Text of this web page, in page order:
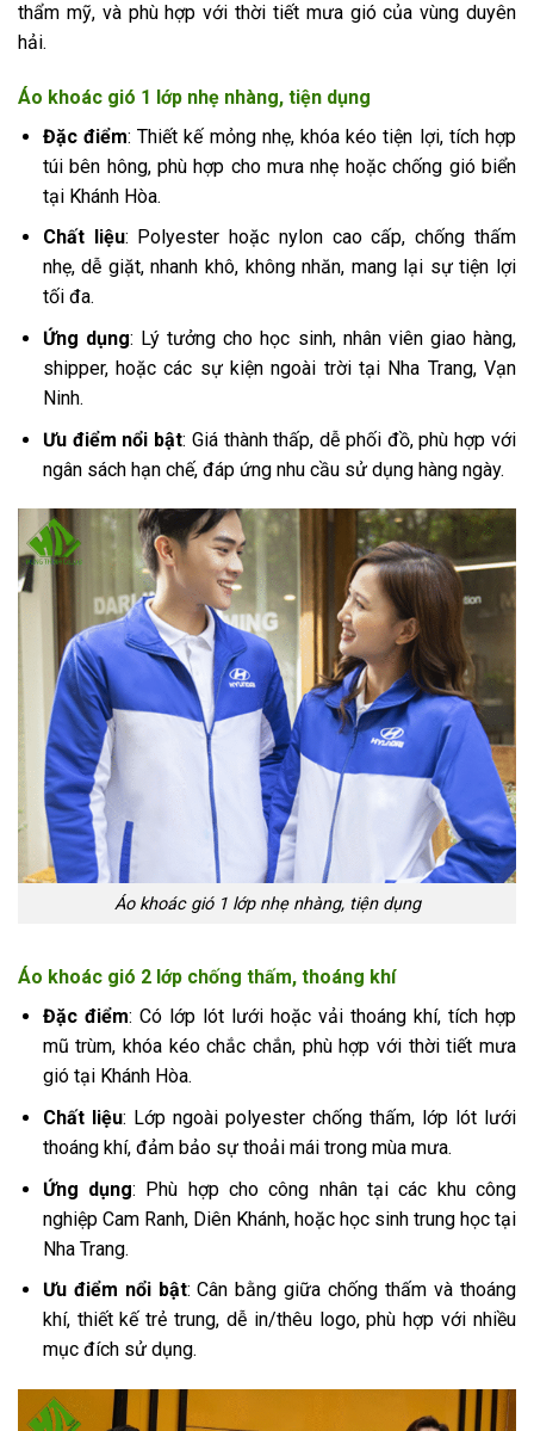
thẩm mỹ, và phù hợp với thời tiết mưa gió của vùng duyên
hải.
Áo khoác gió 1 lớp nhẹ nhàng, tiện dụng
Đặc điểm: Thiết kế mỏng nhẹ, khóa kéo tiện lợi, tích hợp
túi bên hông, phù hợp cho mưa nhẹ hoặc chống gió biển
tại Khánh Hòa.
Chất liệu: Polyester hoặc nylon cao cấp, chống thấm
nhẹ, dễ giặt, nhanh khô, không nhăn, mang lại sự tiện lợi
tối đa.
Ứng dụng: Lý tưởng cho học sinh, nhân viên giao hàng,
shipper, hoặc các sự kiện ngoài trời tại Nha Trang, Vạn
Ninh.
Ưu điểm nổi bật: Giá thành thấp, dễ phối đồ, phù hợp với
ngân sách hạn chế, đáp ứng nhu cầu sử dụng hàng ngày.
Áo khoác gió 1 lớp nhẹ nhàng, tiện dụng
Áo khoác gió 2 lớp chống thấm, thoáng khí
Đặc điểm: Có lớp lót lưới hoặc vải thoáng khí, tích hợp
mũ trùm, khóa kéo chắc chắn, phù hợp với thời tiết mưa
gió tại Khánh Hòa.
Chất liệu: Lớp ngoài polyester chống thấm, lớp lót lưới
thoáng khí, đảm bảo sự thoải mái trong mùa mưa.
Ứng dụng: Phù hợp cho công nhân tại các khu công
nghiệp Cam Ranh, Diên Khánh, hoặc học sinh trung học tại
Nha Trang.
Ưu điểm nổi bật: Cân bằng giữa chống thấm và thoáng
khí, thiết kế trẻ trung, dễ in/thêu logo, phù hợp với nhiều
mục đích sử dụng.